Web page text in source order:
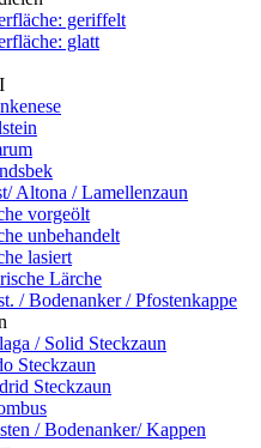
geriffelt
glatt
Altona / Lamellenzaun
vorgeölt
unbehandelt
lasiert
Lärche
/ Bodenanker / Pfostenkappe
/ Solid Steckzaun
Steckzaun
Steckzaun
/ Bodenanker/ Kappen